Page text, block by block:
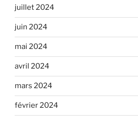
juillet 2024
juin 2024
mai 2024
avril 2024
mars 2024
février 2024